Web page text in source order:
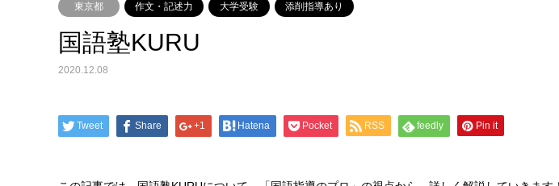
東京都 作文・記述力 大学受験 添削指導あり
国語塾KURU
2020.12.08
Tweet Share +1 Hatena Pocket RSS feedly Pin it